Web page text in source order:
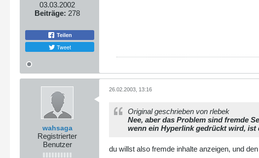
03.03.2002
Beiträge: 278
Teilen
Tweet
wahsaga
Registrierter
Benutzer
26.02.2003, 13:16
Original geschrieben von rlebek
Nee, aber das Problem sind fremde
wenn ein Hyperlink gedrückt wird, ist
du willst also fremde inhalte anzeigen, und